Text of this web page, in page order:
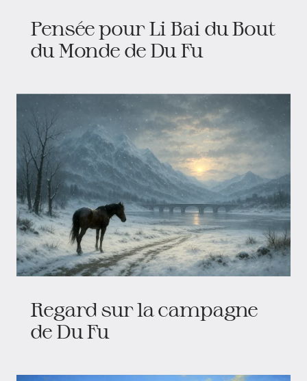
Pensée pour Li Bai du Bout
du Monde de Du Fu
Regard sur la campagne
de Du Fu